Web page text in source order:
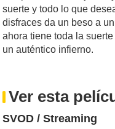
suerte y todo lo que
disfraces da un beso a
ahora tiene toda la
un auténtico infierno.
Ver esta
SVOD / Streaming